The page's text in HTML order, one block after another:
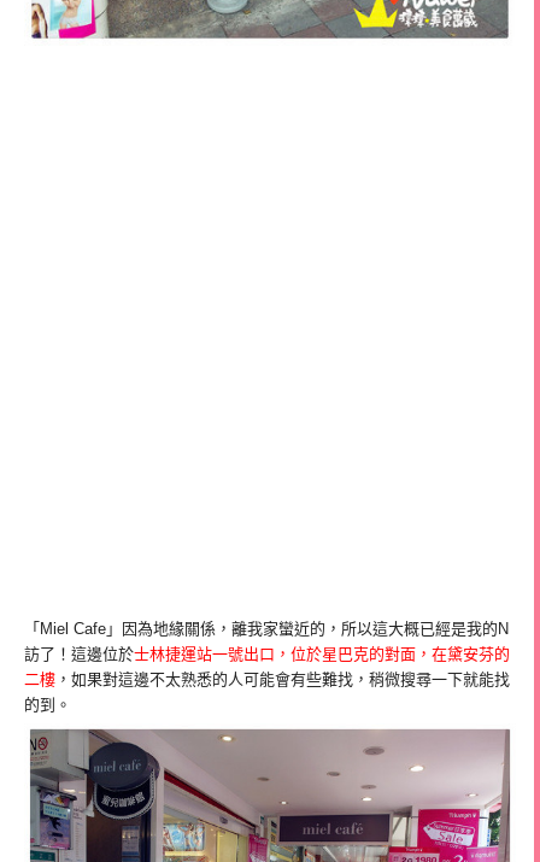
「Miel Cafe」因為地緣關係，離我家蠻近的，所以這大概已經是我的N
訪了！這邊位於士林捷運站一號出口，位於星巴克的對面，在黛安芬的
二樓 ，如果對這邊不太熟悉的人可能會有些難找，稍微搜尋一下就能找
的到。